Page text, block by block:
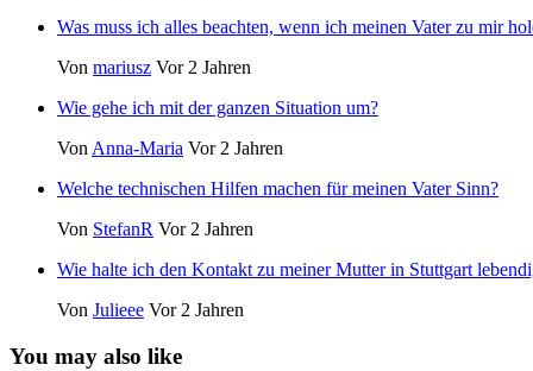
Was muss ich alles beachten, wenn ich meinen Vater zu mir
Von mariusz Vor 2 Jahren
Wie gehe ich mit der ganzen Situation um?
VonAnna-Maria Vor 2 Jahren
Welche technischen Hilfen machen für meinen Vater Sinn?
Von StefanR Vor 2 Jahren
Wie halte ich den Kontakt zu meiner Mutter in Stuttgart
Von Julieee Vor 2 Jahren
You may also like